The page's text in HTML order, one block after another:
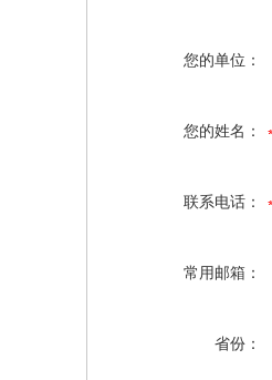
您的单位：
您的姓名：
联系电话：
常用邮箱：
省份：